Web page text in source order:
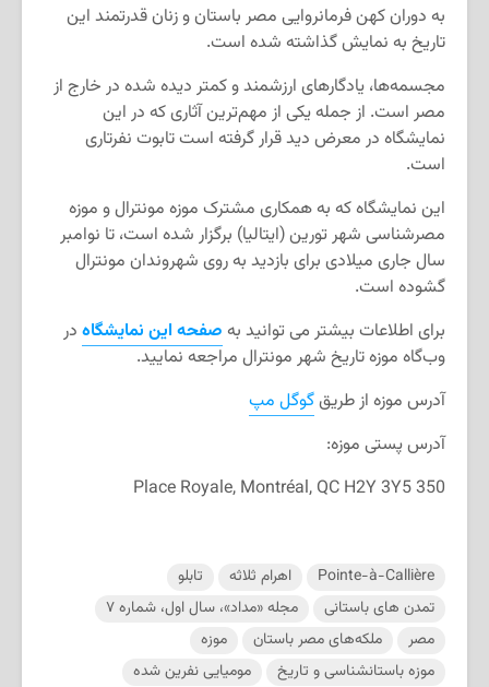
به دوران کهن فرمانروایی مصر باستان و زنان قدرتمند این
تاریخ به نمایش گذاشته شده است.
مجسمهها، یادگارهای ارزشمند و کمتر دیده شده در خارج از
مصر است. از جمله یکی از مهمترین آثاری که در این
نمایشگاه در معرض دید قرار گرفته است تابوت نفرتاری
است.
این نمایشگاه که به همکاری مشترک موزه مونترال و موزه
مصرشناسی شهر تورین (ایتالیا) برگزار شده است، تا نوامبر
سال جاری میلادی برای بازدید به روی شهروندان مونترال
گشوده است.
برای اطلاعات بیشتر می توانید به صفحه این نمایشگاه در
وبگاه موزه تاریخ شهر مونترال مراجعه نمایید.
آدرس موزه از طریقگوگل مپ
آدرس پستی موزه:
350 Place Royale, Montréal, QC H2Y 3Y5
Pointe-à-Callière اهرام ثلاثه
تابلو
تمدن ‌های باستانی
مجله «مداد»، سال اول، شماره ۷
مصر
ملکه‌های مصر باستان
موزه
موزه باستانشناسی و تاریخ
مومیایی نفرین شده